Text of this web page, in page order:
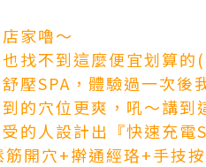
家嚕～
找不到這麼便宜划算
壓SPA，體驗過一次後
的穴位更爽，吼～講到
的人設計出『快速充電
開穴+擀通經珞+手技按